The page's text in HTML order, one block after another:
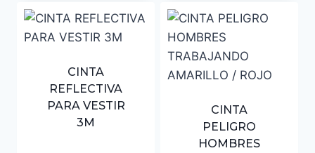
CINTA
REFLECTIVA
PARA VESTIR
3M
CINTA
PELIGRO
HOMBRES